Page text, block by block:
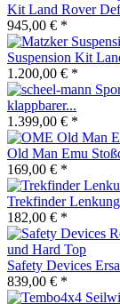
Kit Land Rover
945,00 € *
Suspension Kit
1.200,00 € *
klappbarer...
1.399,00 € *
Old Man Emu
169,00 € *
Trekfinder
182,00 € *
Safety Devices
839,00 € *